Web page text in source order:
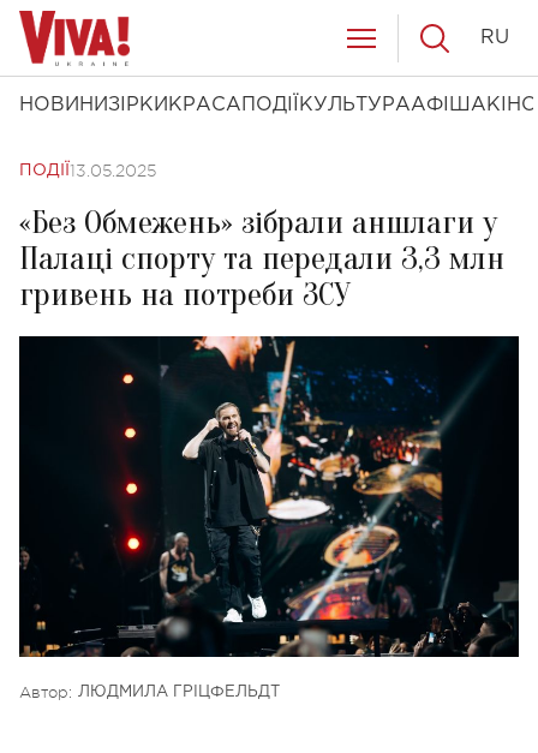
НОВИНИ ЗІРКИ КРАСА ПОДІЇ КУЛЬТУРААФІША КІНО
RU
ПОДІЇ 13.05.2025
«Без Обмежень» зібрали аншлаги у
Палаці спорту та передали 3,3 млн
гривень на потреби ЗСУ
Автор: ЛЮДМИЛА ГРІЦФЕЛЬДТ